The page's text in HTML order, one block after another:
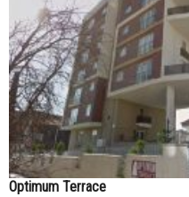
Optimum Terrace